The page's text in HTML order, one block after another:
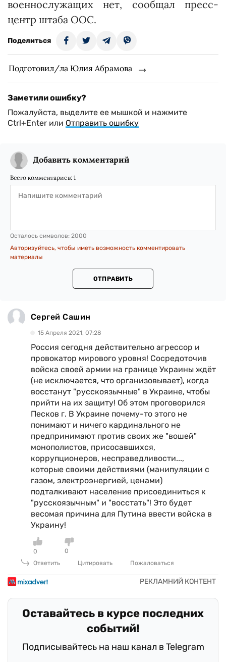
военнослужащих нет, сообщал пресс-
центр штаба ООС.
Поделиться
Подготовил/ла Юлия Абрамова
Заметили ошибку?
Пожалуйста, выделите ее мышкой и нажмите
Ctrl+Enter или Отправить ошибку
Добавить комментарий
Всего комментариев: 1
Осталось символов: 2000
Авторизуйтесь, чтобы иметь возможность комментировать
материалы
ОТПРАВИТЬ
Сергей Сашин
15 Апреля 2021, 07:28
Россия сегодня действительно агрессор и
провокатор мирового уровня! Сосредоточив
войска своей армии на границе Украины ждёт
(не исключается, что организовывает), когда
восстанут "русскоязычные" в Украине, чтобы
прийти на их защиту! Об этом проговорился
Песков г. В Украине почему-то этого не
понимают и ничего кардинального не
предпринимают против своих же "вошей"
монополистов, присосавшихся,
коррупционеров, несправедливости...,
которые своими действиями (манипуляции с
газом, электроэнергией, ценами)
подталкивают население присоединиться к
"русскоязычным" и "восстать"! Это будет
весомая причина для Путина ввести войска в
Украину!
0
0
Ответить
Цитировать Пожаловаться
Оставайтесь в курсе последних
событий!
Подписывайтесь на наш канал в Telegram